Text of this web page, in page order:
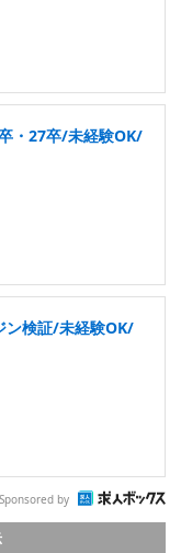
・27卒/未経験OK/
ン検証/未経験OK/
Sponsored by